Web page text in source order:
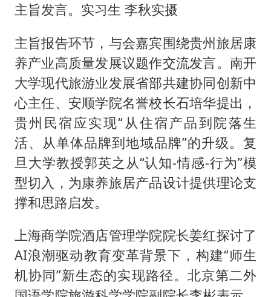
主旨发言。实习生 李秋实摄
主旨报告环节，与会嘉宾围绕贵州旅居康
养产业高质量发展议题作交流发言。南开
大学现代旅游业发展省部共建协同创新中
心主任、安顺学院名誉校长石培华提出，
贵州民宿应实现“从住宿产品到院落生
活、从单体品牌到地域品牌”的升级。复
旦大学教授郭英之从“认知-情感-行为”模
型切入，为康养旅居产品设计提供理论支
撑和思路启发。
上海商学院酒店管理学院院长姜红探讨了
AI浪潮驱动教育变革背景下，构建“师生
机协同”新生态的实现路径。北京第二外